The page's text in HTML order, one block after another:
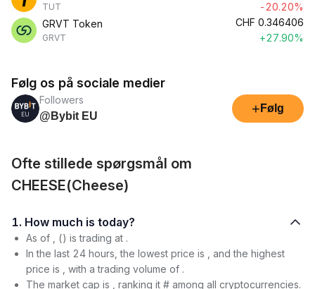
TUT
-20.20%
GRVT Token
GRVT
CHF 0.346406
+27.90%
Følg os på sociale medier
Followers
@Bybit EU
+ Følg
Ofte stillede spørgsmål om
CHEESE(Cheese)
1. How much is today?
As of , () is trading at .
In the last 24 hours, the lowest price is , and the highest
price is , with a trading volume of .
The market cap is , ranking it # among all cryptocurrencies.